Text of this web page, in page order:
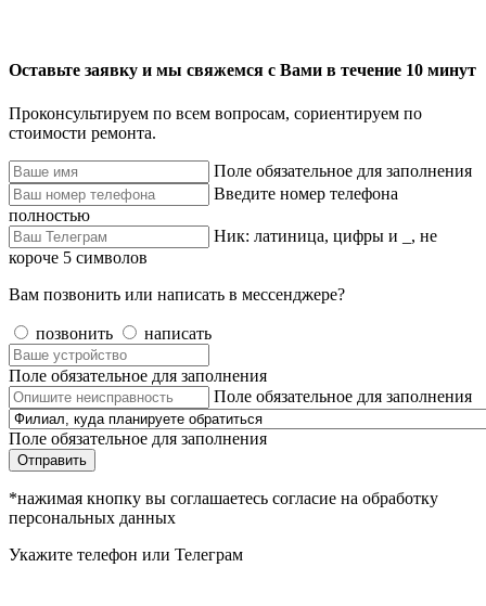
Оставьте заявку и мы свяжемся с Вами в течение 10 минут
Проконсультируем по всем вопросам, сориентируем по
стоимости ремонта.
Поле обязательное для заполнения
Введите номер телефона
полностью
Ник: латиница, цифры и _, не
короче 5 символов
Вам позвонить или написать в мессенджере?
позвонить написать
Поле обязательное для заполнения
Поле обязательное для заполнения
Поле обязательное для заполнения
Отправить
*нажимая кнопку вы соглашаетесь согласие на обработку
персональных данных
Укажите телефон или Телеграм